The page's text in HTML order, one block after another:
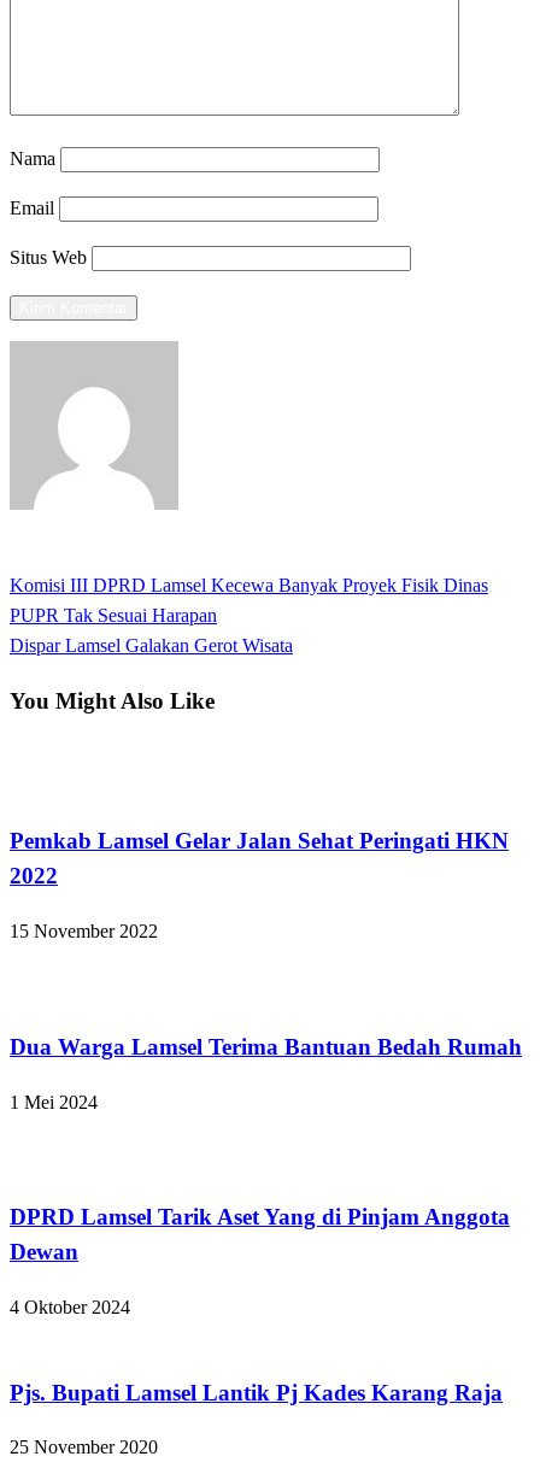
Nama
Email
Situs Web
Navigasi
pos
Previous
Post
Komisi III DPRD Lamsel Kecewa Banyak Proyek Fisik Dinas
PUPR Tak Sesuai Harapan
Next
Dispar Lamsel Galakan Gerot Wisata
You Might Also Like
Pemkab Lamsel Gelar Jalan Sehat Peringati HKN
2022
15 November 2022
Dua Warga Lamsel Terima Bantuan Bedah Rumah
1 Mei 2024
DPRD Lamsel Tarik Aset Yang di Pinjam Anggota
Dewan
4 Oktober 2024
Pjs. Bupati Lamsel Lantik Pj Kades Karang Raja
25 November 2020